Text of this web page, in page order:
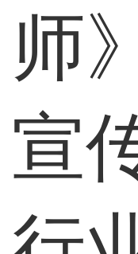
师》
宣